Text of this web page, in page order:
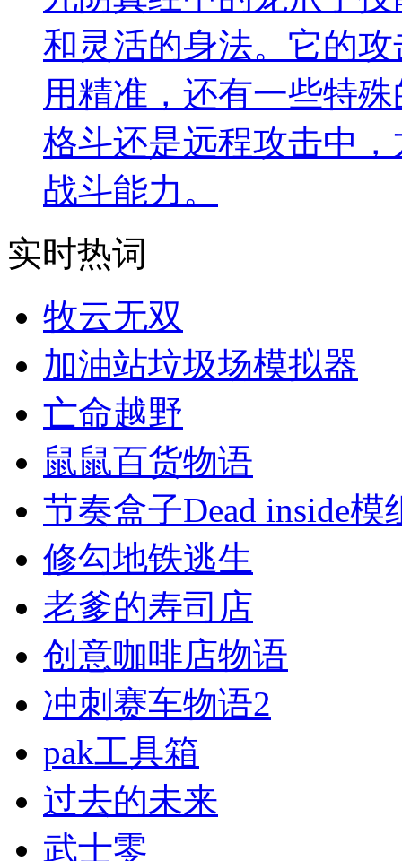
和灵活的身法。它的
用精准，还有一些特
格斗还是远程攻击中
战斗能力。
实时热词
牧云无双
加油站垃圾场模拟器
亡命越野
鼠鼠百货物语
节奏盒子Dead inside模
修勾地铁逃生
老爹的寿司店
创意咖啡店物语
冲刺赛车物语2
pak工具箱
过去的未来
武士零